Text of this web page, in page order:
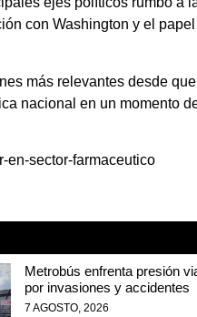
con Washington y el
más relevantes desde que
nacional en un momento
en-sector-farmaceutico
Metrobús enfrenta presión
por invasiones y accidentes
7 AGOSTO, 2026